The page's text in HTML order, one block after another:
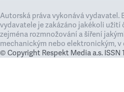
Autorská práva vykonává vydavatel.
vydavatele je zakázáno jakékoli užití
zejména rozmnožování a šíření
mechanickým nebo elektronickým, v
© Copyright Respekt Media a.s. ISSN